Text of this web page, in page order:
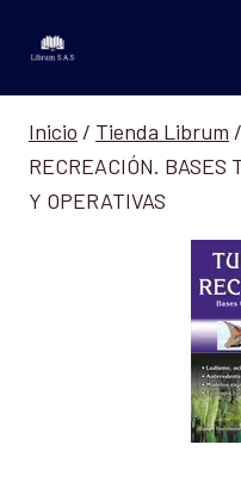
Inicio / Tienda Librum /
RECREACIÓN. BASES
Y OPERATIVAS